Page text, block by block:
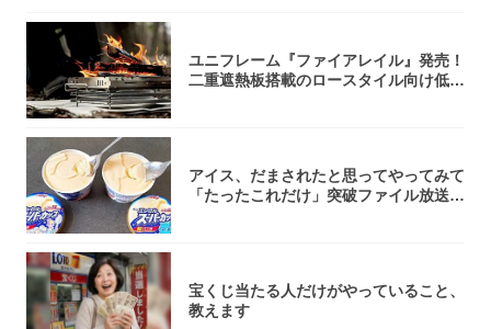
ユニフレーム『ファイアレイル』発売！
二重遮熱板搭載のロースタイル向け低型
アイス、だまされたと思ってやってみて
「たったこれだけ」突破ファイル放送で
宝くじ当たる人だけがやっていること、
教えます